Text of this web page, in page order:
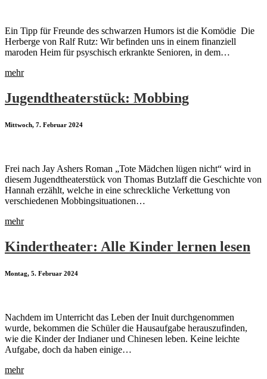
Ein Tipp für Freunde des schwarzen Humors ist die Komödie Die
Herberge von Ralf Rutz: Wir befinden uns in einem finanziell
maroden Heim für psyschisch erkrankte Senioren, in dem…
mehr
Jugendtheaterstück: Mobbing
Mittwoch, 7. Februar 2024
Frei nach Jay Ashers Roman „Tote Mädchen lügen nicht“ wird in
diesem Jugendtheaterstück von Thomas Butzlaff die Geschichte von
Hannah erzählt, welche in eine schreckliche Verkettung von
verschiedenen Mobbingsituationen…
mehr
Kindertheater: Alle Kinder lernen lesen
Montag, 5. Februar 2024
Nachdem im Unterricht das Leben der Inuit durchgenommen
wurde, bekommen die Schüler die Hausaufgabe herauszufinden,
wie die Kinder der Indianer und Chinesen leben. Keine leichte
Aufgabe, doch da haben einige…
mehr